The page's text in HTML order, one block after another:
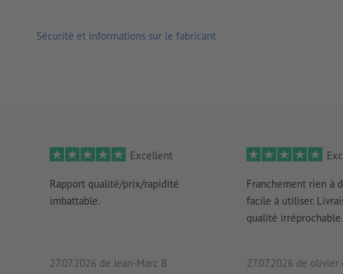
Sécurité et informations sur le fabricant
Excellent
Rapport qualité/prix/rapidité
imbattable.
27.07.2026 de Jean-Marc B
Franchement rien à
facile à utiliser.
qualité irréprochable
27.07.2026 de olivier